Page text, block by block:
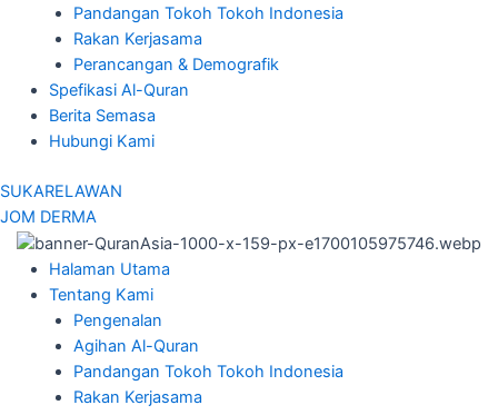
Pandangan Tokoh Tokoh Indonesia
Rakan Kerjasama
Perancangan & Demografik
Spefikasi Al-Quran
Berita Semasa
Hubungi Kami
SUKARELAWAN
JOM DERMA
Halaman Utama
Tentang Kami
Pengenalan
Agihan Al-Quran
Pandangan Tokoh Tokoh Indonesia
Rakan Kerjasama